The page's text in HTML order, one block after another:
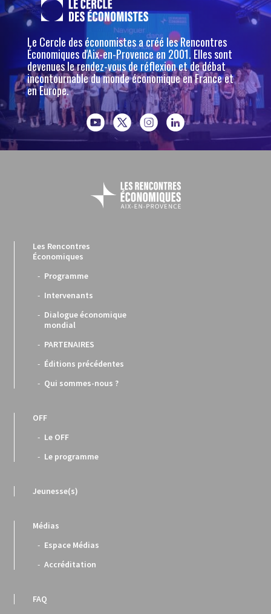
Le Cercle des économistes a créé les Rencontres
Économiques d'Aix-en-Provence en 2001. Elles sont
devenues le rendez-vous de réflexion et de débat
incontournable du monde économique en France et
en Europe.
Les Rencontres
Économiques
Programme
Intervenants
Dialogue économique
mondial
PARTENAIRES
Éditions précédentes
Qui sommes-nous ?
OFF
Le OFF
Le programme
Jeunesse(s)
Médias
Espace Médias
Accréditation
FAQ